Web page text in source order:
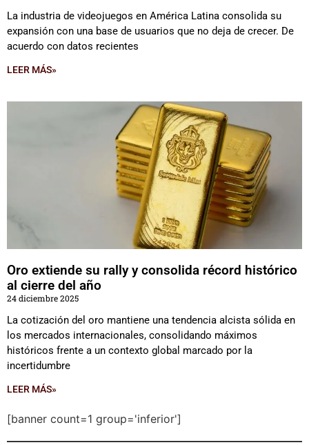
La industria de videojuegos en América Latina consolida su
expansión con una base de usuarios que no deja de crecer. De
acuerdo con datos recientes
LEER MÁS»
Oro extiende su rally y consolida récord histórico
al cierre del año
24 diciembre 2025
La cotización del oro mantiene una tendencia alcista sólida en
los mercados internacionales, consolidando máximos
históricos frente a un contexto global marcado por la
incertidumbre
LEER MÁS»
[banner count=1 group='inferior']